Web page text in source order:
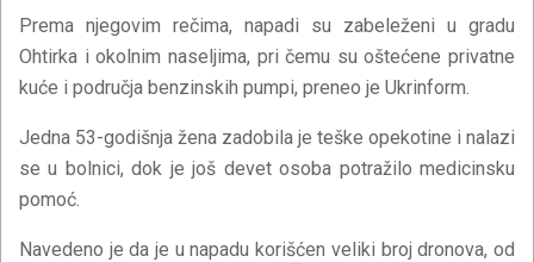
Prema njegovim rečima, napadi su zabeleženi u gradu
Ohtirka i okolnim naseljima, pri čemu su oštećene privatne
kuće i područja benzinskih pumpi, preneo je Ukrinform.
Jedna 53-godišnja žena zadobila je teške opekotine i nalazi
se u bolnici, dok je još devet osoba potražilo medicinsku
pomoć.
Navedeno je da je u napadu korišćen veliki broj dronova, od